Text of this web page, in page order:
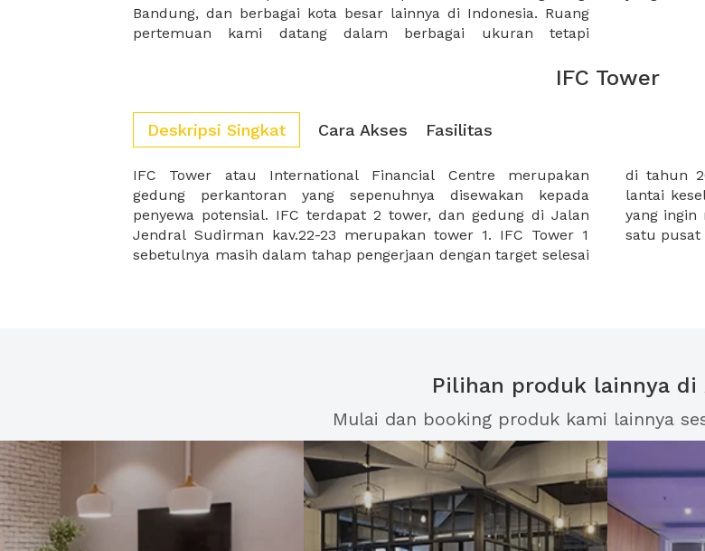
Bandung, dan berbagai kota besar lainnya di Indonesia. Ruang
pertemuan kami datang dalam berbagai ukuran tetapi
IFC Tower
Deskripsi Singkat Cara Akses Fasilitas
IFC Tower atau International Financial Centre merupakan
gedung perkantoran yang sepenuhnya disewakan kepada
penyewa potensial. IFC terdapat 2 tower, dan gedung di Jalan
Jendral Sudirman kav.22-23 merupakan tower 1. IFC Tower 1
sebetulnya masih dalam tahap pengerjaan dengan target selesai
di tahun 2019. Di tahun 2019, gedung ini akan terdiri dari 49
lantai keseluruhan. Lokasi ini sangat strategis bagi perusahaan
yang ingin memperluas bisnis mereka karena merupakan salah
satu pusat
Pilihan produk lainnya di
Mulai dan booking produk kami lainnya